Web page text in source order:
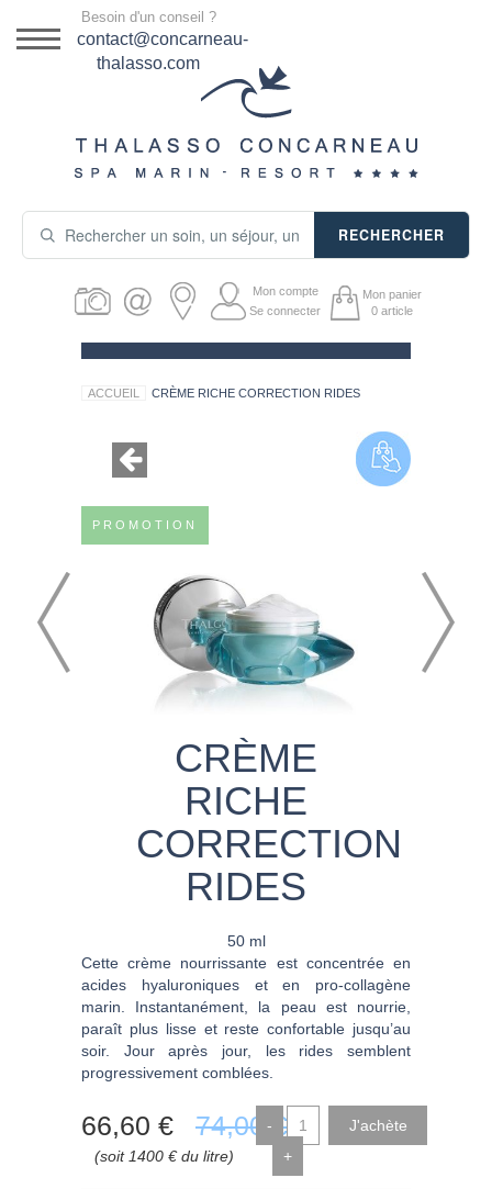
DESTINATION
SÉJOURS THALASSO
PRODUITS COSMÉTIQUES
GUIDE CADEAUX
Besoin d'un conseil ?
contact@concarneau-
thalasso.com
RECHERCHER
Mon compte
Se connecter
Mon panier
0 article
ACCUEIL CRÈME RICHE CORRECTION RIDES
PROMOTION
CRÈME
RICHE
CORRECTION
RIDES
50 ml
Cette crème nourrissante est concentrée en
acides hyaluroniques et en pro-collagène
marin. Instantanément, la peau est nourrie,
paraît plus lisse et reste confortable jusqu’au
soir. Jour après jour, les rides semblent
progressivement comblées.
66,60 € 74,00 €
(soit 1400 € du litre)
-
+